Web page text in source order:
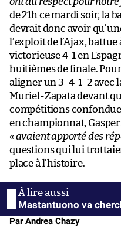
de 21h ce mardi soir, la
devrait donc avoir
l’exploit de l’Ajax,
victorieuse 4-1 en
huitièmes de finale.
aligner un 3-4-1-2 avec
Muriel-Zapata devant
compétitions
en championnat,
« avaient apporté des
questions qui lui
place à l’histoire.
Mastantuono va
Par Andrea Chazy